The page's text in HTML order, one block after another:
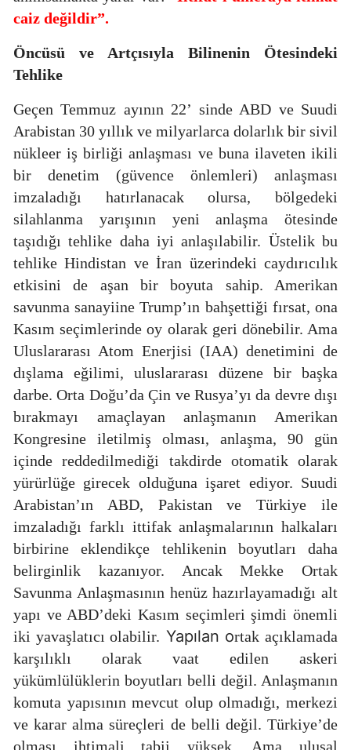
caiz değildir”.
Öncüsü ve Artçısıyla
Bilinenin Ötesindeki
Tehlike
Geçen Temmuz ayının 22’ sinde ABD ve Suudi
Arabistan 30 yıllık ve milyarlarca dolarlık bir sivil
nükleer iş birliği anlaşması ve buna ilaveten ikili
bir denetim (güvence önlemleri) anlaşması
imzaladığı hatırlanacak olursa, bölgedeki
silahlanma yarışının yeni anlaşma ötesinde
taşıdığı tehlike daha iyi anlaşılabilir. Üstelik bu
tehlike Hindistan ve İran üzerindeki caydırıcılık
etkisini de aşan bir boyuta sahip. Amerikan
savunma sanayiine Trump’ın bahşettiği fırsat, ona
Kasım seçimlerinde oy olarak geri dönebilir. Ama
Uluslararası Atom Enerjisi (IAA) denetimini de
dışlama eğilimi, uluslararası düzene bir başka
darbe. Orta Doğu’da Çin ve Rusya’yı da devre dışı
bırakmayı amaçlayan anlaşmanın Amerikan
Kongresine iletilmiş olması, anlaşma, 90 gün
içinde reddedilmediği takdirde otomatik olarak
yürürlüğe girecek olduğuna işaret ediyor. Suudi
Arabistan’ın ABD, Pakistan ve Türkiye ile
imzaladığı farklı ittifak anlaşmalarının halkaları
birbirine eklendikçe tehlikenin boyutları daha
belirginlik kazanıyor. Ancak Mekke Ortak
Savunma Anlaşmasının henüz hazırlayamadığı alt
yapı ve ABD’deki Kasım seçimleri şimdi önemli
iki yavaşlatıcı olabilir. Yapılan ortak açıklamada
karşılıklı olarak vaat edilen askeri
yükümlülüklerin boyutları belli değil. Anlaşmanın
komuta yapısının mevcut olup olmadığı, merkezi
ve karar alma süreçleri de belli değil. Türkiye’de
olması ihtimali tabii yüksek. Ama ulusal